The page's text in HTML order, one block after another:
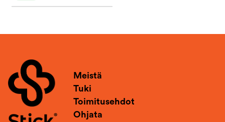
Meistä
Tuki
Toimitusehdot
Ohjata